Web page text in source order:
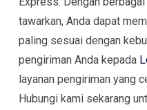
tawarkan, Anda dapat
paling sesuai dengan
pengiriman Anda kepada
layanan pengiriman yang
Hubungi kami sekarang